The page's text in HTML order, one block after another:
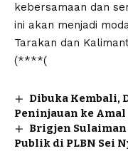
kebersamaan dan
ini akan menjadi
Tarakan dan
(****(
Dibuka Kembali,
Peninjauan ke
Brigjen
Publik di PLBN Sei